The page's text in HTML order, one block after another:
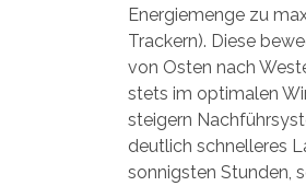
Energiemenge zu
Trackern). Diese
von Osten nach
stets im optimalen
steigern
deutlich schnelleres
sonnigsten Stunden,